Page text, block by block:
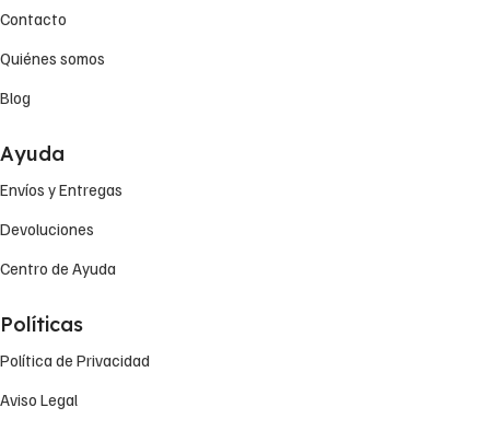
Contacto
Quiénes somos
Blog
Ayuda
Envíos y Entregas
Devoluciones
Centro de Ayuda
Políticas
Política de Privacidad
Aviso Legal